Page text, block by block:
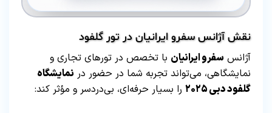
نقش آژانس سفرو ایرانیان در تور گلفود
آژانس سفرو ایرانیان با تخصص در تورهای تجاری و
نمایشگاهی، می‌تواند تجربه شما در حضور در نمایشگاه
گلفود دبی ۲۰۲۵
را بسیار حرفه‌ای، بی‌دردسر و مؤثر کند: